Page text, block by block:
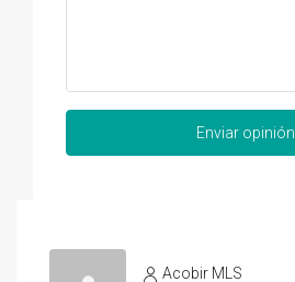
Enviar opinión
Acobir MLS